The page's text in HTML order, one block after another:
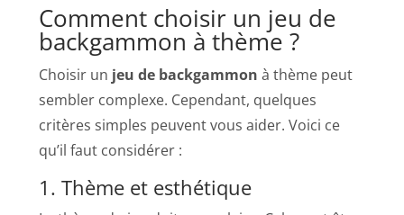
Comment choisir un jeu de
backgammon à thème ?
Choisir un jeu de backgammon à thème peut
sembler complexe. Cependant, quelques
critères simples peuvent vous aider. Voici ce
qu’il faut considérer :
1. Thème et esthétique